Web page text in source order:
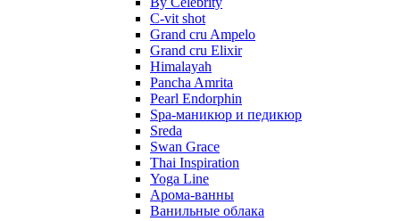
C-vit shot
Grand cru Ampelo
Grand сru Elixir
Himalayah
Pancha Amrita
Pearl Endorphin
Spa-маникюр и педикюр
Sreda
Swan Grace
Thai Inspiration
Yoga Line
Арома-ванны
Ванильные облака